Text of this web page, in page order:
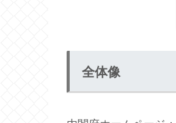
全体像